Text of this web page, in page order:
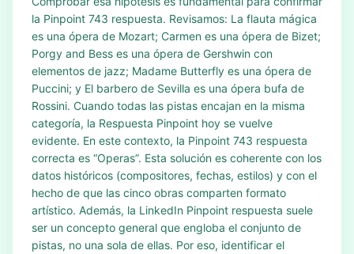
la Pinpoint 743 respuesta. Revisamos: La flauta mágica
es una ópera de Mozart; Carmen es una ópera de Bizet;
Porgy and Bess es una ópera de Gershwin con
elementos de jazz; Madame Butterfly es una ópera de
Puccini; y El barbero de Sevilla es una ópera bufa de
Rossini. Cuando todas las pistas encajan en la misma
categoría, la Respuesta Pinpoint hoy se vuelve
evidente. En este contexto, la Pinpoint 743 respuesta
correcta es “Operas”. Esta solución es coherente con los
datos históricos (compositores, fechas, estilos) y con el
hecho de que las cinco obras comparten formato
artístico. Además, la LinkedIn Pinpoint respuesta suele
ser un concepto general que engloba el conjunto de
pistas, no una sola de ellas. Por eso, identificar el